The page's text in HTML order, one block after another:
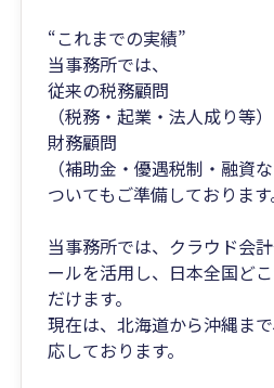
“これまでの実績”
当事務所では、
従来の税務顧問
（税務・起業・法人成り等）
財務顧問
（補助金・優遇税制・融資
ついてもご準備しております
当事務所では、クラウド会
ールを活用し、日本全国ど
だけます。
現在は、北海道から沖縄ま
応しております。